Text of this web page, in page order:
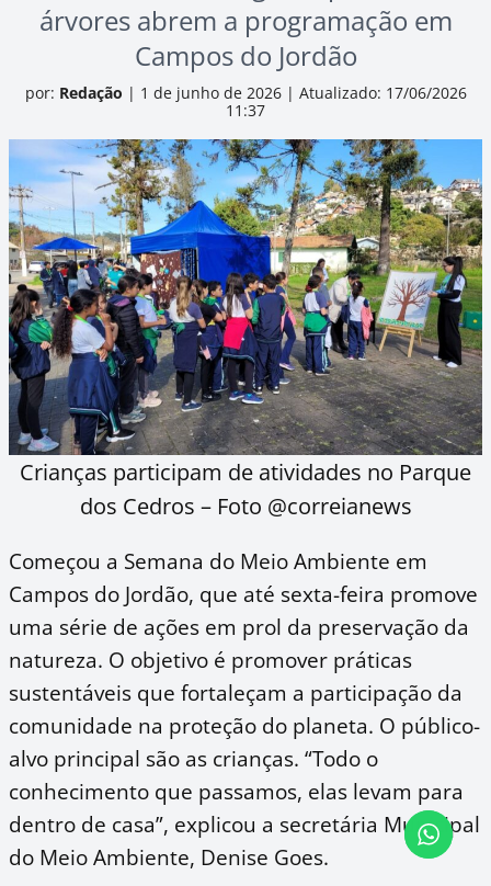
árvores abrem a programação em
Campos do Jordão
por: Redação | 1 de junho de 2026 | Atualizado: 17/06/2026
11:37
Crianças participam de atividades no Parque
dos Cedros – Foto @correianews
Começou a Semana do Meio Ambiente em
Campos do Jordão, que até sexta-feira promove
uma série de ações em prol da preservação da
natureza. O objetivo é promover práticas
sustentáveis que fortaleçam a participação da
comunidade na proteção do planeta. O público-
alvo principal são as crianças. “Todo o
conhecimento que passamos, elas levam para
dentro de casa”, explicou a secretária Municipal
do Meio Ambiente, Denise Goes.